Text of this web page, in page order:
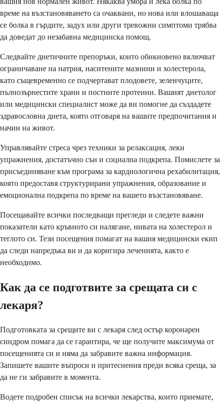
време на възстановяването са очаквани, но нова или влошаваща
се болка в гърдите, задух или други тревожни симптоми трябва
да доведат до незабавна медицинска помощ.
Следвайте диетичните препоръки, които обикновено включват
ограничаване на натрия, наситените мазнини и холестерола,
като същевременно се подчертават плодовете, зеленчуците,
пълнозърнестите храни и постните протеини. Вашият диетолог
или медицински специалист може да ви помогне да създадете
здравословна диета, която отговаря на вашите предпочитания и
начин на живот.
Управлявайте стреса чрез техники за релаксация, леки
упражнения, достатъчно сън и социална подкрепа. Помислете за
присъединяване към програма за кардиологична рехабилитация,
която предоставя структурирани упражнения, образование и
емоционална подкрепа по време на вашето възстановяване.
Посещавайте всички последващи прегледи и следете важни
показатели като кръвното си налягане, нивата на холестерол и
теглото си. Тези посещения помагат на вашия медицински екип
да следи напредъка ви и да коригира леченията, както е
необходимо.
Как да се подготвите за срещата си с
лекаря?
Подготовката за срещите ви с лекаря след остър коронарен
синдром помага да се гарантира, че ще получите максимума от
посещенията си и няма да забравите важна информация.
Запишете вашите въпроси и притеснения преди всяка среща, за
да не ги забравите в момента.
Водете подробен списък на всички лекарства, които приемате,